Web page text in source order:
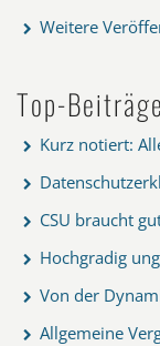
Weitere
Top-
Kurz notiert:
CSU braucht
Hochgradig
Von der
Allgemeine